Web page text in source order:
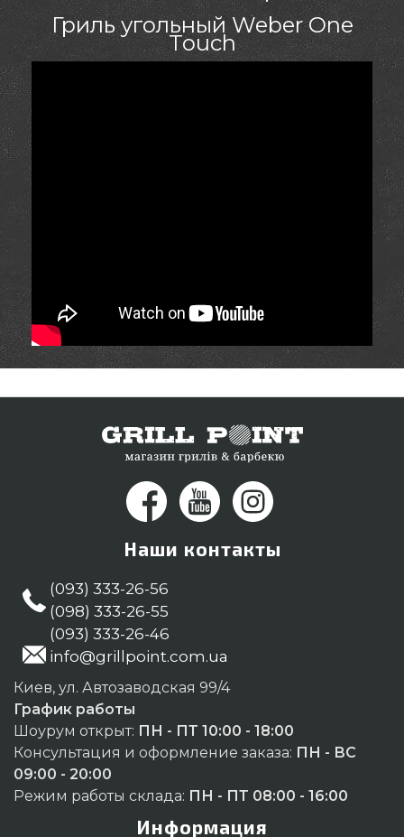
Гриль угольный Weber One
Touch
Наши контакты
(093) 333-26-56
(098) 333-26-55
(093) 333-26-46
info@grillpoint.com.ua
Киев, ул. Автозаводская 99/4
График работы
Шоурум открыт: ПН - ПТ 10:00 - 18:00
Консультация и оформление заказа: ПН - ВС
09:00 - 20:00
Режим работы склада: ПН - ПТ 08:00 - 16:00
Информация